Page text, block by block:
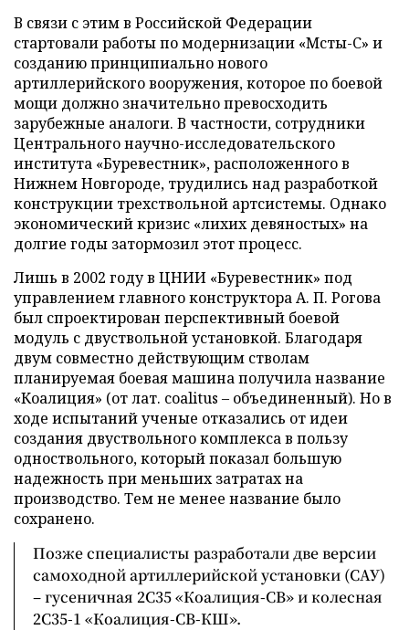
В связи с этим в Российской Федерации
стартовали работы по модернизации «Мсты-С» и
созданию принципиально нового
артиллерийского вооружения, которое по боевой
мощи должно значительно превосходить
зарубежные аналоги. В частности, сотрудники
Центрального научно-исследовательского
института «Буревестник», расположенного в
Нижнем Новгороде, трудились над разработкой
конструкции трехствольной артсистемы. Однако
экономический кризис «лихих девяностых» на
долгие годы затормозил этот процесс.
Лишь в 2002 году в ЦНИИ «Буревестник» под
управлением главного конструктора А. П. Рогова
был спроектирован перспективный боевой
модуль с двуствольной установкой. Благодаря
двум совместно действующим стволам
планируемая боевая машина получила название
«Коалиция» (от лат. coalitus – объединенный). Но в
ходе испытаний ученые отказались от идеи
создания двуствольного комплекса в пользу
одноствольного, который показал большую
надежность при меньших затратах на
производство. Тем не менее название было
сохранено.
Позже специалисты разработали две версии
самоходной артиллерийской установки (САУ)
– гусеничная 2С35 «Коалиция-СВ» и колесная
2С35-1 «Коалиция-СВ-КШ».